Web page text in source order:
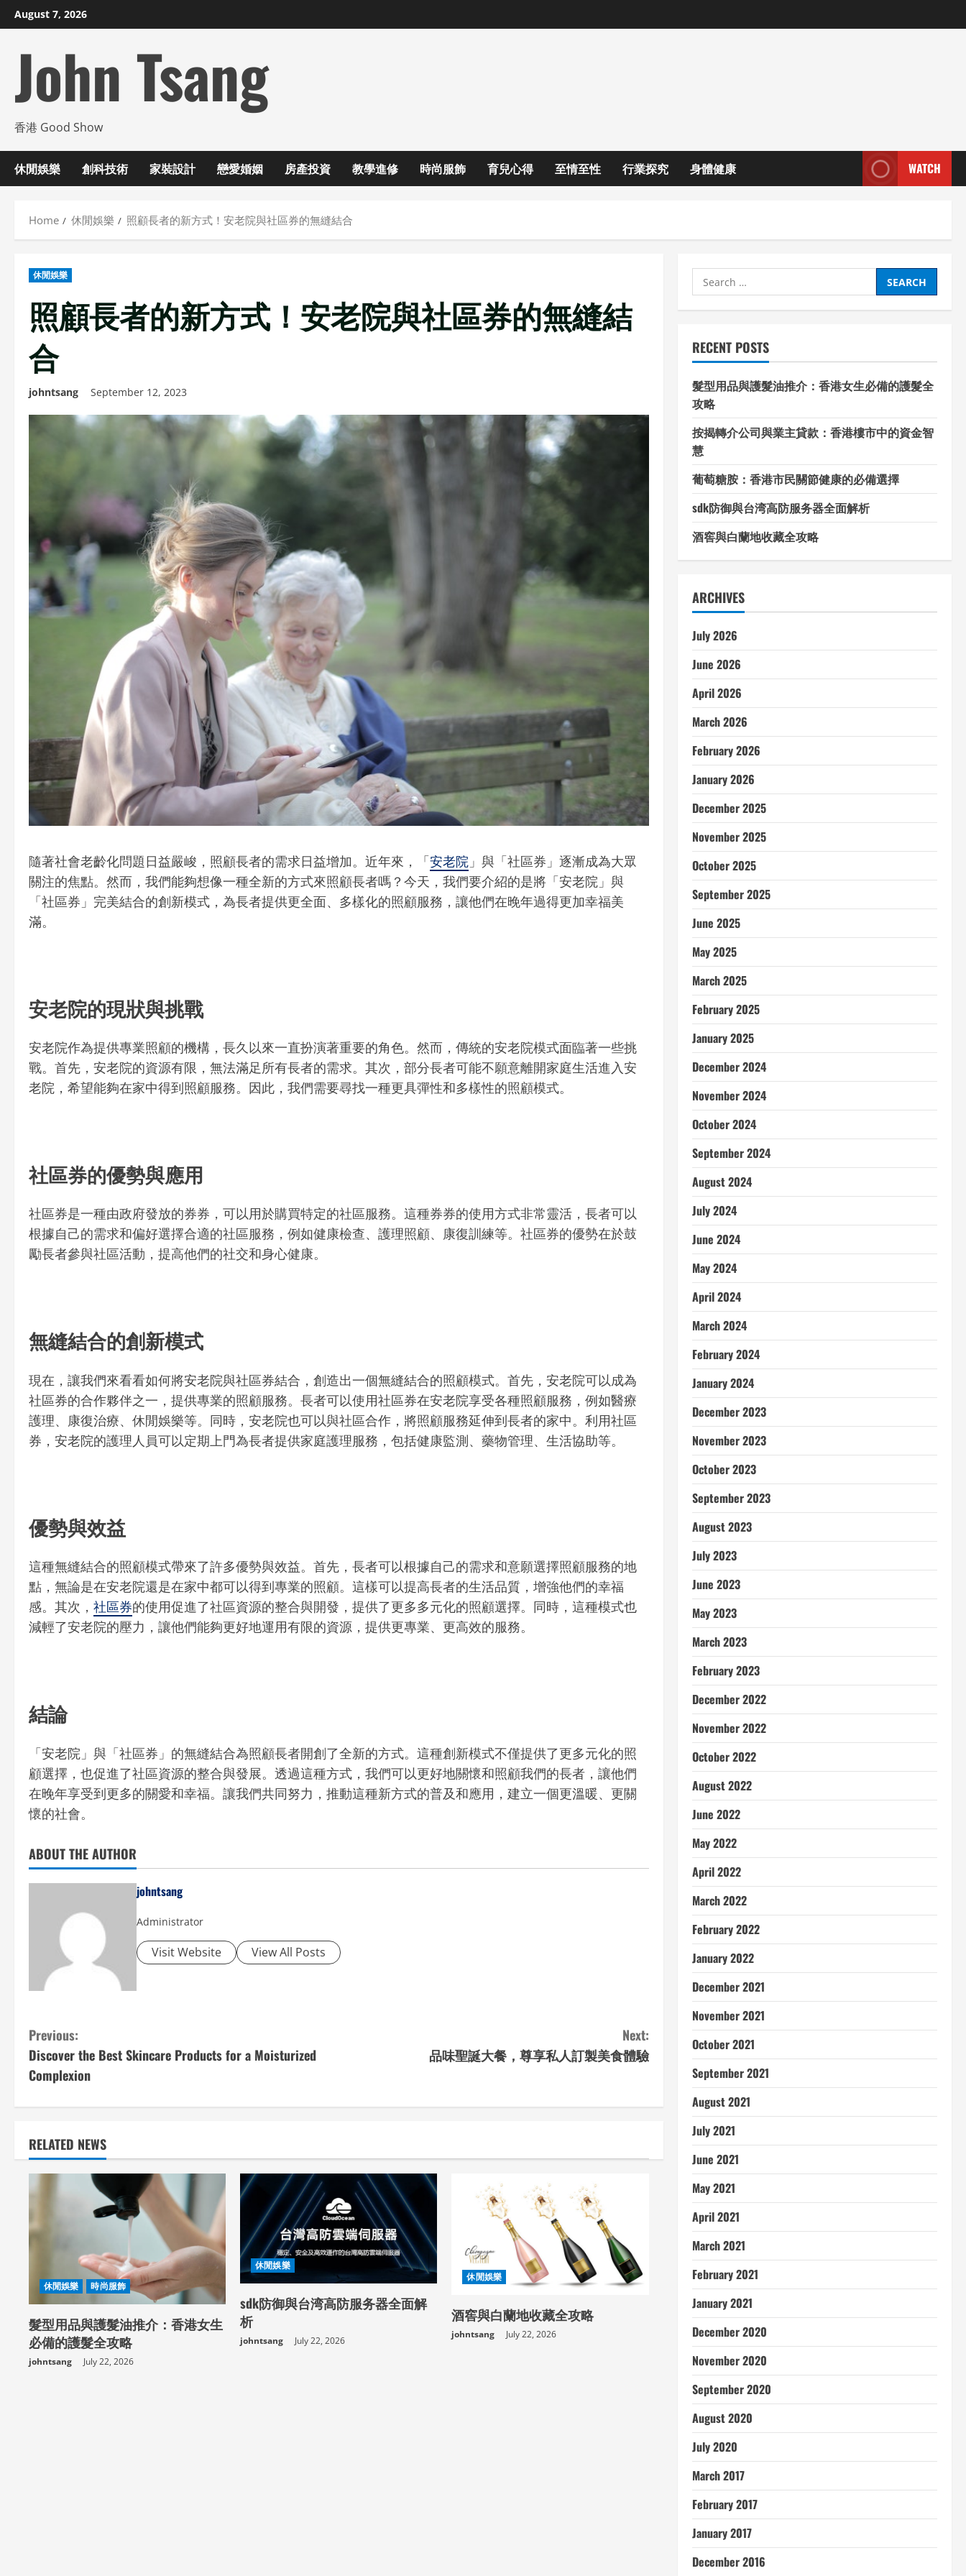
Skip
to
August 7, 2026
John Tsang
香港 Good Show
休閒娛樂 創科技術 家裝設計 戀愛婚姻 房產投資 教學進修 時尚服飾 育兒心得 至情至性 行業探究 身體健康 WATCH
Home 休閒娛樂 照顧長者的新方式！安老院與社區券的無縫結合
休閒娛樂
照顧長者的新方式！安老院與社區券的無縫結
合
johntsang September 12, 2023
隨著社會老齡化問題日益嚴峻，照顧長者的需求日益增加。近年來，「安老院 」與「社區券」逐漸成為大眾
關注的焦點。然而，我們能夠想像一種全新的方式來照顧長者嗎？今天，我們要介紹的是將「安老院」與
「社區券」完美結合的創新模式，為長者提供更全面、多樣化的照顧服務，讓他們在晚年過得更加幸福美
滿。
安老院的現狀與挑戰
安老院作為提供專業照顧的機構，長久以來一直扮演著重要的角色。然而，傳統的安老院模式面臨著一些挑
戰。首先，安老院的資源有限，無法滿足所有長者的需求。其次，部分長者可能不願意離開家庭生活進入安
老院，希望能夠在家中得到照顧服務。因此，我們需要尋找一種更具彈性和多樣性的照顧模式。
社區券的優勢與應用
社區券是一種由政府發放的券券，可以用於購買特定的社區服務。這種券券的使用方式非常靈活，長者可以
根據自己的需求和偏好選擇合適的社區服務，例如健康檢查、護理照顧、康復訓練等。社區券的優勢在於鼓
勵長者參與社區活動，提高他們的社交和身心健康。
無縫結合的創新模式
現在，讓我們來看看如何將安老院與社區券結合，創造出一個無縫結合的照顧模式。首先，安老院可以成為
社區券的合作夥伴之一，提供專業的照顧服務。長者可以使用社區券在安老院享受各種照顧服務，例如醫療
護理、康復治療、休閒娛樂等。同時，安老院也可以與社區合作，將照顧服務延伸到長者的家中。利用社區
券，安老院的護理人員可以定期上門為長者提供家庭護理服務，包括健康監測、藥物管理、生活協助等。
優勢與效益
這種無縫結合的照顧模式帶來了許多優勢與效益。首先，長者可以根據自己的需求和意願選擇照顧服務的地
點，無論是在安老院還是在家中都可以得到專業的照顧。這樣可以提高長者的生活品質，增強他們的幸福
感。其次， 社區券的使用促進了社區資源的整合與開發，提供了更多多元化的照顧選擇。同時，這種模式也
減輕了安老院的壓力，讓他們能夠更好地運用有限的資源，提供更專業、更高效的服務。
結論
「安老院」與「社區券」的無縫結合為照顧長者開創了全新的方式。這種創新模式不僅提供了更多元化的照
顧選擇，也促進了社區資源的整合與發展。透過這種方式，我們可以更好地關懷和照顧我們的長者，讓他們
在晚年享受到更多的關愛和幸福。讓我們共同努力，推動這種新方式的普及和應用，建立一個更溫暖、更關
懷的社會。
ABOUT THE AUTHOR
johntsang
Administrator
Visit Website View All Posts
C
o
n
t
i
n
u
e
R
a
d
i
Previous:
Discover the Best Skincare Products for a Moisturized
Complexion
Next:
品味聖誕大餐，尊享私人訂製美食體驗
RELATED NEWS
休閒娛樂 時尚服飾
髮型用品與護髮油推介：香港女生
必備的護髮全攻略
johntsang July 22, 2026
休閒娛樂
sdk防御與台湾高防服务器全面解
析
johntsang July 22, 2026
休閒娛樂
酒窖與白蘭地收藏全攻略
johntsang July 22, 2026
Search
for:
RECENT POSTS
髮型用品與護髮油推介：香港女生必備的護髮全
攻略
按揭轉介公司與業主貸款：香港樓市中的資金智
慧
葡萄糖胺：香港市民關節健康的必備選擇
sdk防御與台湾高防服务器全面解析
酒窖與白蘭地收藏全攻略
ARCHIVES
July 2026
June 2026
April 2026
March 2026
February 2026
January 2026
December 2025
November 2025
October 2025
September 2025
June 2025
May 2025
March 2025
February 2025
January 2025
December 2024
November 2024
October 2024
September 2024
August 2024
July 2024
June 2024
May 2024
April 2024
March 2024
February 2024
January 2024
December 2023
November 2023
October 2023
September 2023
August 2023
July 2023
June 2023
May 2023
March 2023
February 2023
December 2022
November 2022
October 2022
August 2022
June 2022
May 2022
April 2022
March 2022
February 2022
January 2022
December 2021
November 2021
October 2021
September 2021
August 2021
July 2021
June 2021
May 2021
April 2021
March 2021
February 2021
January 2021
December 2020
November 2020
September 2020
August 2020
July 2020
March 2017
February 2017
January 2017
December 2016